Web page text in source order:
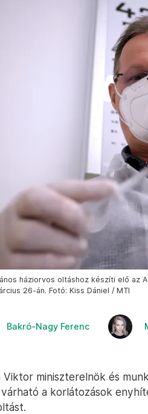
háziorvos oltáshoz készíti elő az
26-án. Fotó: Kiss Dániel / MTI
Bakró-Nagy Ferenc
Viktor miniszterelnök és
a korlátozások